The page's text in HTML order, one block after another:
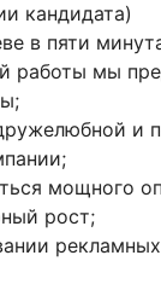
кандидата)
в пяти
работы мы
и
мощного
рост;